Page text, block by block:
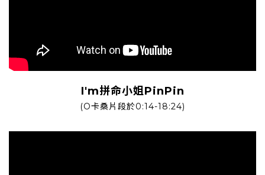
I'm拼命小姐PinPin
(O卡桑片段於0:14-18:24)